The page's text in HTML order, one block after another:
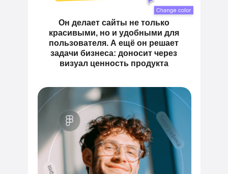
Он делает сайты не только
красивыми, но и удобными для
пользователя. А ещё он решает
задачи бизнеса: доносит через
визуал ценность продукта